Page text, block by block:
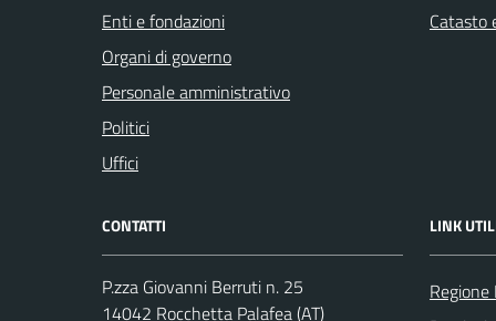
Enti e fondazioni
Organi di governo
Personale amministrativo
Politici
Uffici
Catasto
CONTATTI
P.zza Giovanni Berruti n. 25
14042 Rocchetta Palafea (AT)
LINK